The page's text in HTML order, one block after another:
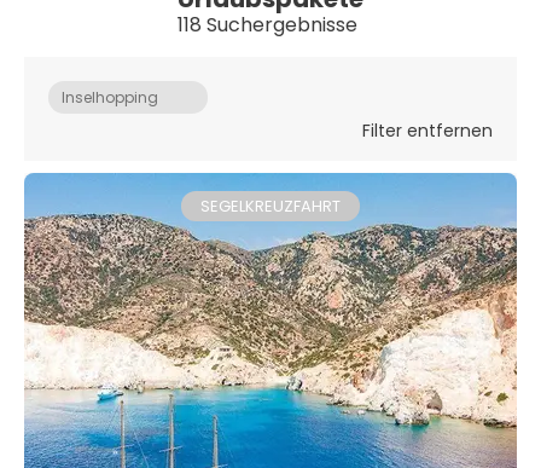
118 Suchergebnisse
Inselhopping
Filter entfernen
SEGELKREUZFAHRT